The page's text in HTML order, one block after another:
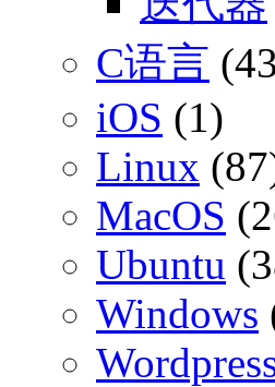
C语言
iOS (1)
Linux
MacOS
Ubuntu
Windows